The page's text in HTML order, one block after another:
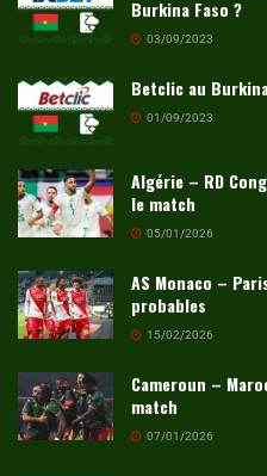
Burkina Faso ?
03/09/2023
Betclic au
01/09/2023
Algérie – RD
le match
05/01/2026
AS Monaco –
probables
15/02/2026
Cameroun –
match
07/01/2026